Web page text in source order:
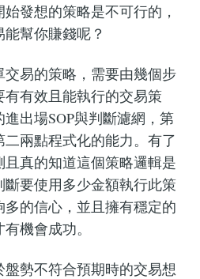
發想的策略是不可行的，
幫你賺錢呢？
易的策略，需要由幾個步
有效且能執行的交易策
出場SOP與判斷濾網，第
兩點程式化的能力。有了
真的知道這個策略邏輯是
要使用多少金額執行此策
的信心，並且擁有穩定的
機會成功。
勢不符合預期時的交易想